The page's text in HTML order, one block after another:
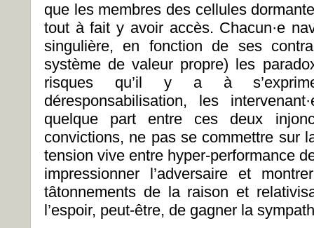
que les membres des cellules
tout à fait y avoir accès. Chacun·e
singulière, en fonction de ses
système de valeur propre) les
risques qu’il y a à
déresponsabilisation, les
quelque part entre ces deux
convictions, ne pas se commettre sur
tension vive entre hyper-performance
impressionner l’adversaire et
tâtonnements de la raison et
l’espoir, peut-être, de gagner la